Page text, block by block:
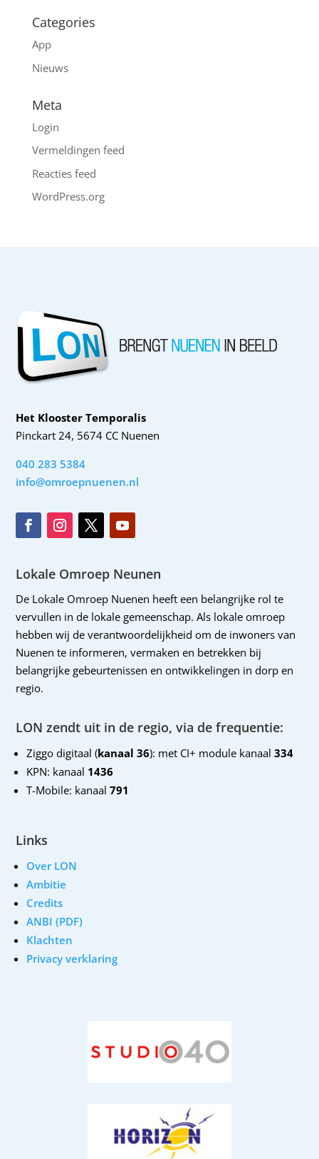
Categories
App
Nieuws
Meta
Login
Vermeldingen feed
Reacties feed
WordPress.org
Het Klooster Temporalis
Pinckart 24, 5674 CC Nuenen
040 283 5384
info@omroepnuenen.nl
Lokale Omroep Neunen
De Lokale Omroep Nuenen heeft een belangrijke rol te
vervullen in de lokale gemeenschap. Als lokale omroep
hebben wij de verantwoordelijkheid om de inwoners van
Nuenen te informeren, vermaken en betrekken bij
belangrijke gebeurtenissen en ontwikkelingen in dorp en
regio.
LON zendt uit in de regio, via de frequentie:
Ziggo digitaal (kanaal 36): met CI+ module kanaal 334
KPN: kanaal 1436
T-Mobile: kanaal791
Links
Over LON
Ambitie
Credits
ANBI (PDF)
Klachten
Privacy verklaring